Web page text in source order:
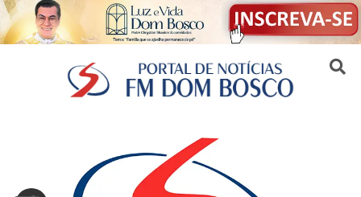
Sair da versão mobile